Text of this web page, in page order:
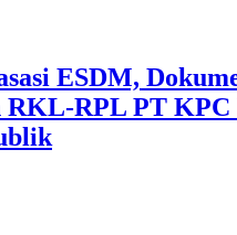
ESDM,
RKL-RPL PT